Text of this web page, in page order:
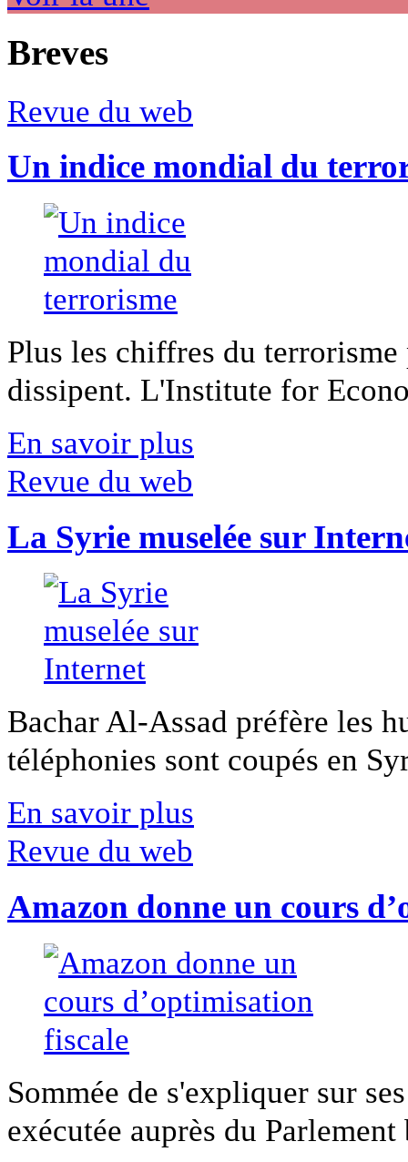
Breves
Revue du web
Un indice mondial du
Plus les chiffres du
dissipent. L'Institute for
En savoir plus
Revue du web
La Syrie muselée sur
Bachar Al-Assad préfère les
téléphonies sont coupés en
En savoir plus
Revue du web
Amazon donne un cours
Sommée de s'expliquer sur
exécutée auprès du